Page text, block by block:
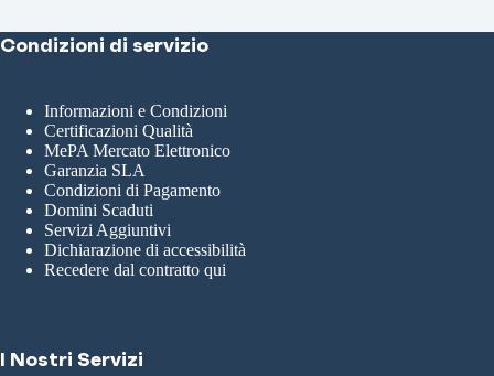
Condizioni di servizio
Informazioni e Condizioni
Certificazioni Qualità
MePA Mercato Elettronico
Garanzia SLA
Condizioni di Pagamento
Domini Scaduti
Servizi Aggiuntivi
Dichiarazione di accessibilità
Recedere dal contratto qui
I Nostri Servizi